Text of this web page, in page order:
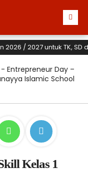
2027 untuk TK, SD
- Entrepreneur Day –
Islamic School
Kelas 1